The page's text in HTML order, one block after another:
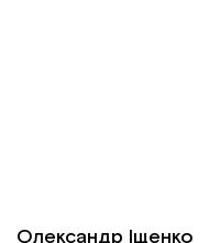
Олександр Іщенко